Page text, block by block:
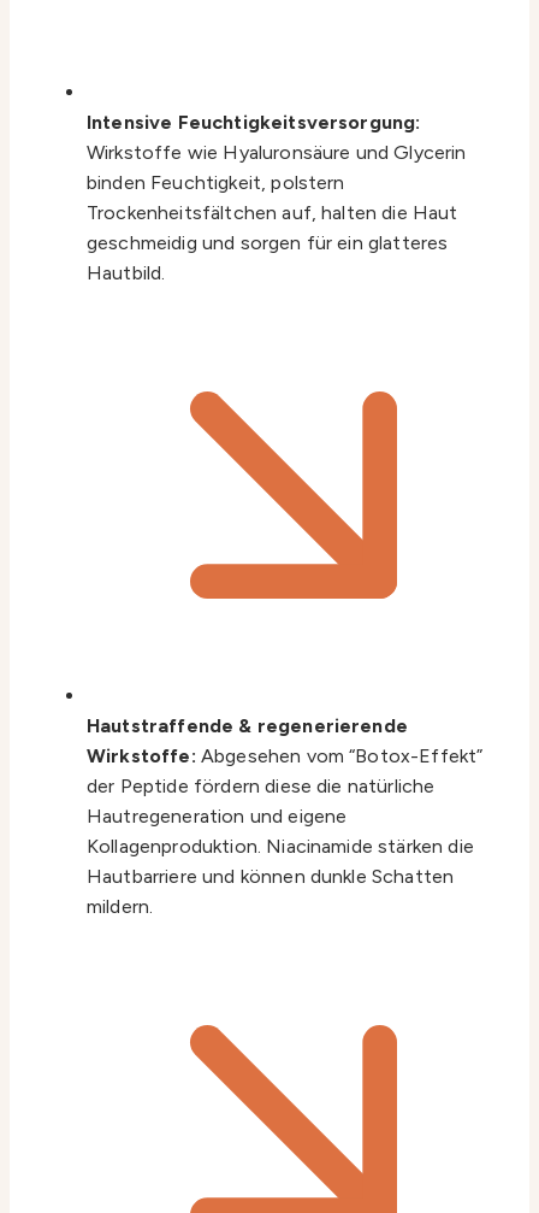
Intensive Feuchtigkeitsversorgung:
Wirkstoffe wie Hyaluronsäure und Glycerin
binden Feuchtigkeit, polstern
Trockenheitsfältchen auf, halten die Haut
geschmeidig und sorgen für ein glatteres
Hautbild.
Hautstraffende & regenerierende
Wirkstoffe: Abgesehen vom “Botox-Effekt”
der Peptide fördern diese die natürliche
Hautregeneration und eigene
Kollagenproduktion. Niacinamide stärken die
Hautbarriere und können dunkle Schatten
mildern.